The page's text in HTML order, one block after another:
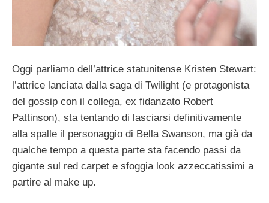
Oggi parliamo dell’attrice statunitense Kristen Stewart:
l’attrice lanciata dalla saga di Twilight (e protagonista
del gossip con il collega, ex fidanzato Robert
Pattinson), sta tentando di lasciarsi definitivamente
alla spalle il personaggio di Bella Swanson, ma già da
qualche tempo a questa parte sta facendo passi da
gigante sul red carpet e sfoggia look azzeccatissimi a
partire al make up.